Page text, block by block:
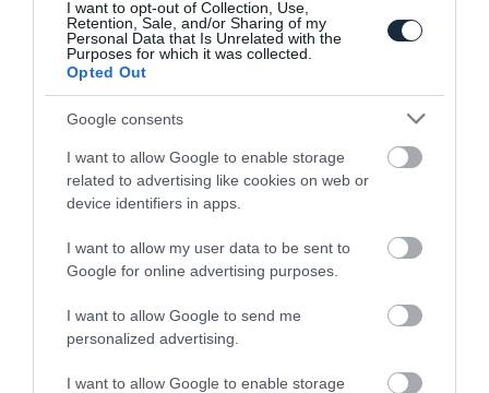
I want to opt-out of Collection, Use,
Retention, Sale, and/or Sharing of my
Personal Data that Is Unrelated with the
Purposes for which it was collected.
Opted Out
Google consents
I want to allow Google to enable storage
related to advertising like cookies on web or
device identifiers in apps.
I want to allow my user data to be sent to
Google for online advertising purposes.
I want to allow Google to send me
personalized advertising.
I want to allow Google to enable storage
Nem megy el teljesen elektromos irányba
Mazda MX-30